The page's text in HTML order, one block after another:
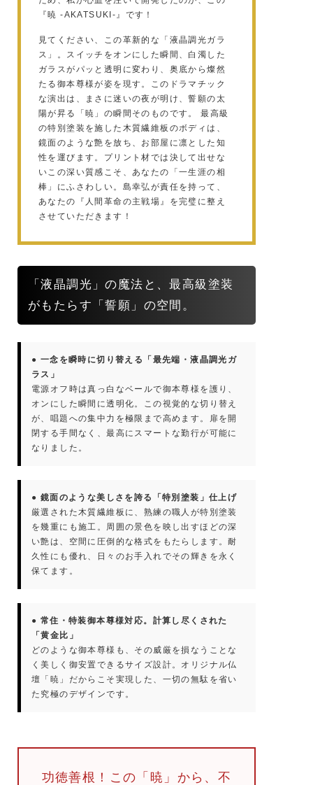
『暁 -AKATSUKI-』です！
見てください、この革新的な「液晶調光ガラ
ス」。スイッチをオンにした瞬間、白濁した
ガラスがパッと透明に変わり、奥底から燦然
たる御本尊様が姿を現す。このドラマチック
な演出は、まさに迷いの夜が明け、誓願の太
陽が昇る「暁」の瞬間そのものです。 最高級
の特別塗装を施した木質繊維板のボディは、
鏡面のような艶を放ち、お部屋に凛とした知
性を運びます。プリント材では決して出せな
いこの深い質感こそ、あなたの「一生涯の相
棒」にふさわしい。島幸弘が責任を持って、
あなたの『人間革命の主戦場』を完璧に整え
させていただきます！
「液晶調光」の魔法と、最高級塗装
がもたらす「誓願」の空間。
● 一念を瞬時に切り替える「最先端・液晶調光ガ
ラス」
電源オフ時は真っ白なベールで御本尊様を護り、
オンにした瞬間に透明化。この視覚的な切り替え
が、唱題への集中力を極限まで高めます。扉を開
閉する手間なく、最高にスマートな勤行が可能に
なりました。
● 鏡面のような美しさを誇る「特別塗装」仕上げ
厳選された木質繊維板に、熟練の職人が特別塗装
を幾重にも施工。周囲の景色を映し出すほどの深
い艶は、空間に圧倒的な格式をもたらします。耐
久性にも優れ、日々のお手入れでその輝きを永く
保てます。
● 常住・特装御本尊様対応。計算し尽くされた
「黄金比」
どのような御本尊様も、その威厳を損なうことな
く美しく御安置できるサイズ設計。オリジナル仏
壇「暁」だからこそ実現した、一切の無駄を省い
た究極のデザインです。
功徳善根！この「暁」から、不